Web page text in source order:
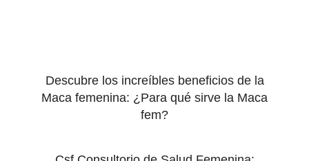
Descubre los increíbles beneficios de la
Maca femenina: ¿Para qué sirve la Maca
fem?